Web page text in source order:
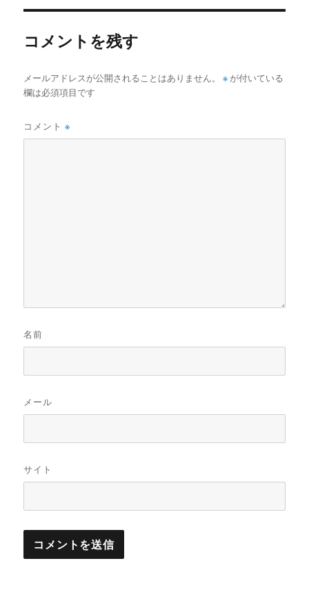
コメントを残す
メールアドレスが公開されることはありません。 ※が付いている
欄は必須項目です
コメント※
名前
メール
サイト